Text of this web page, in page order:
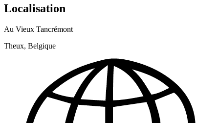
Localisation
Au Vieux Tancrémont
Theux, Belgique